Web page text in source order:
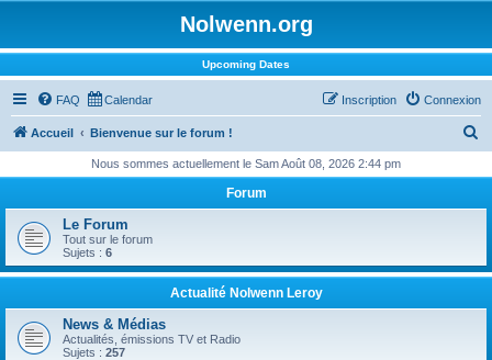
Nolwenn.org
Upcoming Dates
FAQ Calendar Connexion
Inscription
Accueil Bienvenue sur le forum !
h
r
Nous sommes actuellement le Sam Août 08, 2026 2:44 pm
Forum
Le Forum
Tout sur le forum
Sujets : 6
Actualité Nolwenn Leroy
News & Médias
Actualités, émissions TV et Radio
Sujets : 257